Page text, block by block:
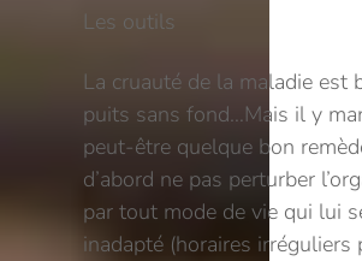
Les outils
La cruauté de la maladie est
puits sans fond…Mais il y
peut-être quelque bon
d’abord ne pas perturber
par tout mode de vie qui lui
inadapté (horaires irréguliers